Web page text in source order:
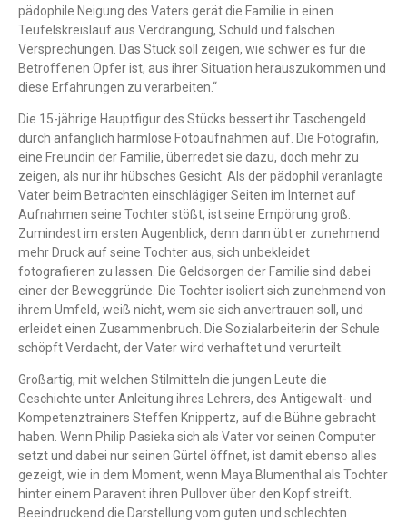
pädophile Neigung des Vaters gerät die Familie in einen
Teufelskreislauf aus Verdrängung, Schuld und falschen
Versprechungen. Das Stück soll zeigen, wie schwer es für die
Betroffenen Opfer ist, aus ihrer Situation herauszukommen und
diese Erfahrungen zu verarbeiten.“
Die 15-jährige Hauptfigur des Stücks bessert ihr Taschengeld
durch anfänglich harmlose Fotoaufnahmen auf. Die Fotografin,
eine Freundin der Familie, überredet sie dazu, doch mehr zu
zeigen, als nur ihr hübsches Gesicht. Als der pädophil veranlagte
Vater beim Betrachten einschlägiger Seiten im Internet auf
Aufnahmen seine Tochter stößt, ist seine Empörung groß.
Zumindest im ersten Augenblick, denn dann übt er zunehmend
mehr Druck auf seine Tochter aus, sich unbekleidet
fotografieren zu lassen. Die Geldsorgen der Familie sind dabei
einer der Beweggründe. Die Tochter isoliert sich zunehmend von
ihrem Umfeld, weiß nicht, wem sie sich anvertrauen soll, und
erleidet einen Zusammenbruch. Die Sozialarbeiterin der Schule
schöpft Verdacht, der Vater wird verhaftet und verurteilt.
Großartig, mit welchen Stilmitteln die jungen Leute die
Geschichte unter Anleitung ihres Lehrers, des Antigewalt- und
Kompetenztrainers Steffen Knippertz, auf die Bühne gebracht
haben. Wenn Philip Pasieka sich als Vater vor seinen Computer
setzt und dabei nur seinen Gürtel öffnet, ist damit ebenso alles
gezeigt, wie in dem Moment, wenn Maya Blumenthal als Tochter
hinter einem Paravent ihren Pullover über den Kopf streift.
Beeindruckend die Darstellung vom guten und schlechten